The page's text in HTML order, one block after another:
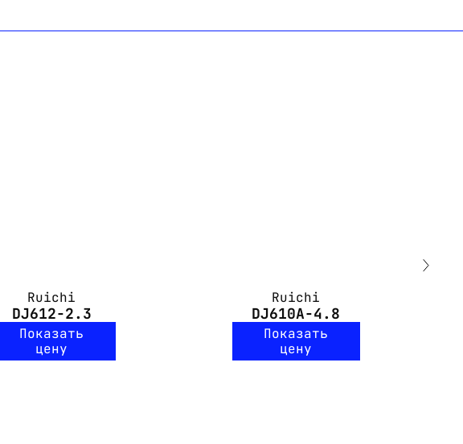
Ruichi
DJ612-2.3
Показать
цену
Ruichi
DJ610A-4.8
Показать
цену